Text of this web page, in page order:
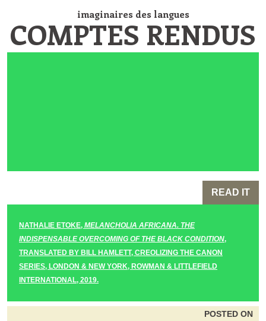
imaginaires des langues
COMPTES RENDUS
READ IT
NATHALIE ETOKE, MELANCHOLIA AFRICANA. THE
INDISPENSABLE OVERCOMING OF THE BLACK CONDITION,
TRANSLATED BY BILL HAMLETT, CREOLIZING THE CANON
SERIES, LONDON & NEW YORK, ROWMAN & LITTLEFIELD
INTERNATIONAL, 2019.
POSTED ON